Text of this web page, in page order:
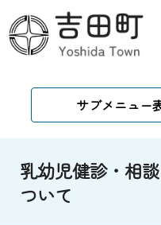
サブメニュー
乳幼児健診・相
ついて